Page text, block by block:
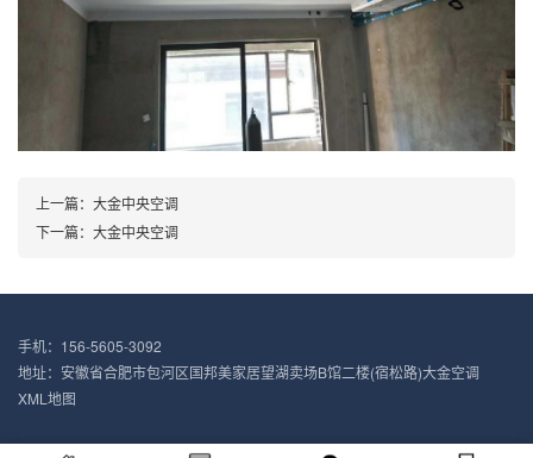
上一篇： 大金中央空调
下一篇： 大金中央空调
手机：156-5605-3092
地址：安徽省合肥市包河区国邦美家居望湖卖场B馆二楼(宿松路)大金空调
XML地图